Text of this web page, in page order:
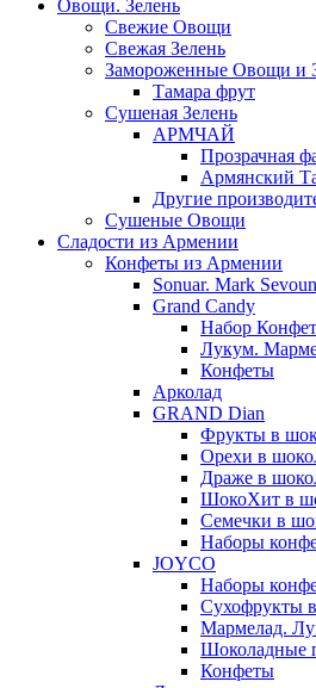
Овощи. Зелень
Свежие Овощи
Свежая Зелень
Замороженные Овощи и
Тамара фрут
Сушеная Зелень
АРМЧАЙ
Прозрачная
Армянский
Другие
Сушеные Овощи
Сладости из Армении
Конфеты из Армении
Sonuar. Mark
Grand Candy
Набор Конфет
Лукум.
Конфеты
Арколад
GRAND Dian
Фрукты в
Орехи в
Драже в
ШокоХит в
Семечки в
Наборы
JOYCO
Наборы
Сухофрукты
Мармелад.
Шоколадные
Конфеты